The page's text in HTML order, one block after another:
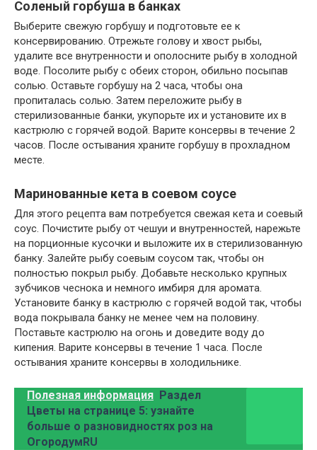
Соленый горбуша в банках
Выберите свежую горбушу и подготовьте ее к
консервированию. Отрежьте голову и хвост рыбы,
удалите все внутренности и ополосните рыбу в холодной
воде. Посолите рыбу с обеих сторон, обильно посыпав
солью. Оставьте горбушу на 2 часа, чтобы она
пропиталась солью. Затем переложите рыбу в
стерилизованные банки, укупорьте их и установите их в
кастрюлю с горячей водой. Варите консервы в течение 2
часов. После остывания храните горбушу в прохладном
месте.
Маринованные кета в соевом соусе
Для этого рецепта вам потребуется свежая кета и соевый
соус. Почистите рыбу от чешуи и внутренностей, нарежьте
на порционные кусочки и выложите их в стерилизованную
банку. Залейте рыбу соевым соусом так, чтобы он
полностью покрыл рыбу. Добавьте несколько крупных
зубчиков чеснока и немного имбиря для аромата.
Установите банку в кастрюлю с горячей водой так, чтобы
вода покрывала банку не менее чем на половину.
Поставьте кастрюлю на огонь и доведите воду до
кипения. Варите консервы в течение 1 часа. После
остывания храните консервы в холодильнике.
Полезная информация Раздел
Цветы на странице 5: узнайте
больше о разновидностях роз на
ОгородумRU